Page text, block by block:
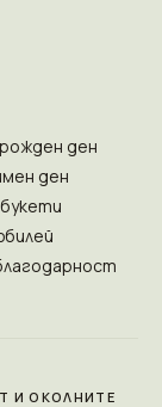
ден
ден
И ОКОЛНИТЕ